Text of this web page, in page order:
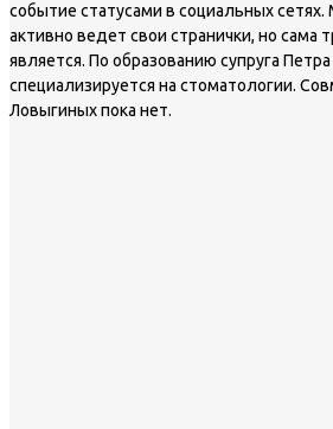
событие статусами в социальных
активно ведет свои странички, но сама
является. По образованию супруга Петра
специализируется на стоматологии.
Ловыгиных пока нет.